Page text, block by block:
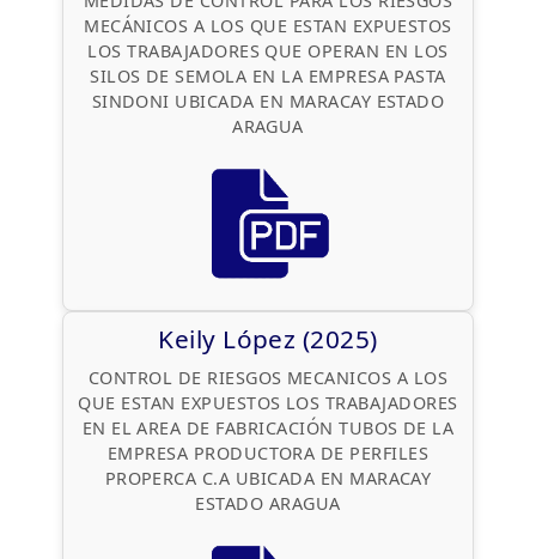
MECÁNICOS A LOS QUE ESTAN EXPUESTOS
LOS TRABAJADORES QUE OPERAN EN LOS
SILOS DE SEMOLA EN LA EMPRESA PASTA
SINDONI UBICADA EN MARACAY ESTADO
ARAGUA
Keily López (2025)
CONTROL DE RIESGOS MECANICOS A LOS
QUE ESTAN EXPUESTOS LOS TRABAJADORES
EN EL AREA DE FABRICACIÓN TUBOS DE LA
EMPRESA PRODUCTORA DE PERFILES
PROPERCA C.A UBICADA EN MARACAY
ESTADO ARAGUA